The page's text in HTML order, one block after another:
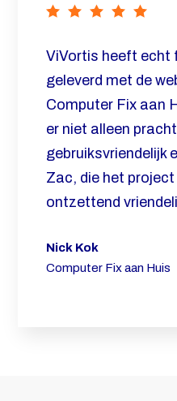
ViVortis heeft echt
geleverd met de
Computer Fix aan
er niet alleen
gebruiksvriendelijk
Zac, die het project
ontzettend
Nick Kok
Computer Fix aan Huis